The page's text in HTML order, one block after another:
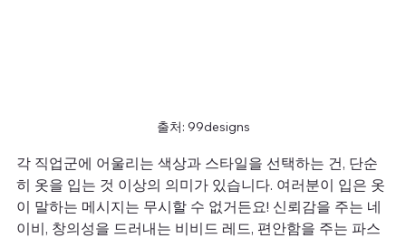
출처: 99designs
각 직업군에 어울리는 색상과 스타일을 선택하는 건, 단순
히 옷을 입는 것 이상의 의미가 있습니다. 여러분이 입은 옷
이 말하는 메시지는 무시할 수 없거든요! 신뢰감을 주는 네
이비, 창의성을 드러내는 비비드 레드, 편안함을 주는 파스